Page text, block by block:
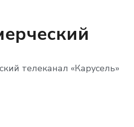
телеканал «Карусель»